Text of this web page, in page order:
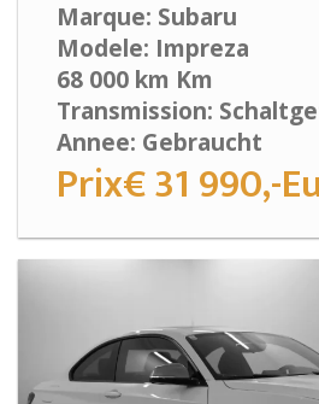
Marque: Subaru
Modele: Impreza
68 000 km Km
Transmission:
Annee: Gebraucht
Prix€ 31 990,-